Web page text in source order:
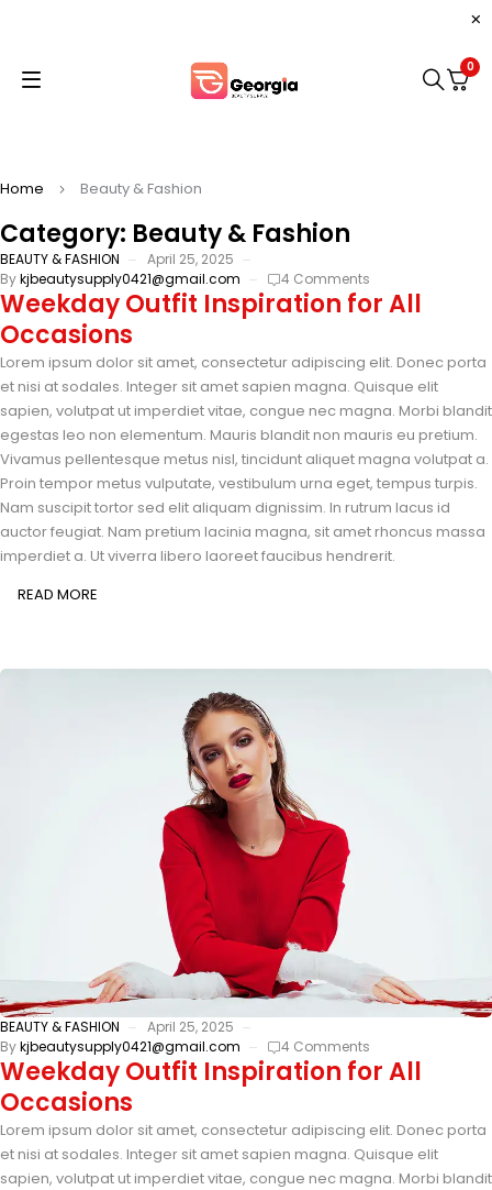
0
Category: Beauty & Fashion
Home Beauty & Fashion
BEAUTY & FASHION
April 25, 2025
Bykjbeautysupply0421@gmail.com 4 Comments
Weekday Outfit Inspiration for All
Occasions
Lorem ipsum dolor sit amet, consectetur adipiscing elit. Donec porta
et nisi at sodales. Integer sit amet sapien magna. Quisque elit
sapien, volutpat ut imperdiet vitae, congue nec magna. Morbi blandit
egestas leo non elementum. Mauris blandit non mauris eu pretium.
Vivamus pellentesque metus nisl, tincidunt aliquet magna volutpat a.
Proin tempor metus vulputate, vestibulum urna eget, tempus turpis.
Nam suscipit tortor sed elit aliquam dignissim. In rutrum lacus id
auctor feugiat. Nam pretium lacinia magna, sit amet rhoncus massa
imperdiet a. Ut viverra libero laoreet faucibus hendrerit.
READ MORE
BEAUTY & FASHION
April 25, 2025
Bykjbeautysupply0421@gmail.com 4 Comments
Weekday Outfit Inspiration for All
Occasions
Lorem ipsum dolor sit amet, consectetur adipiscing elit. Donec porta
et nisi at sodales. Integer sit amet sapien magna. Quisque elit
sapien, volutpat ut imperdiet vitae, congue nec magna. Morbi blandit